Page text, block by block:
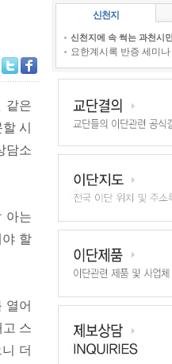
같은
시
담소
아는
할
열어
스
더
신천지
신천지에 속 썩는 과천시
요한계시록 반증 세미나